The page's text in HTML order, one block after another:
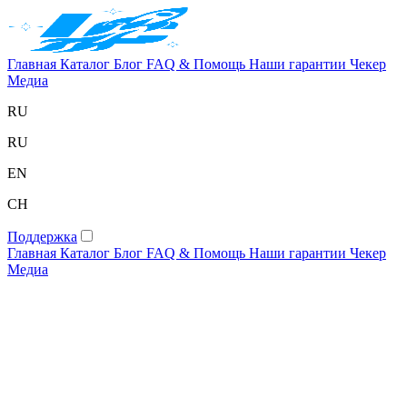
Главная Каталог Блог FAQ & Помощь Наши гарантии Чекер
Медиа
RU
RU
EN
CH
Поддержка
Главная Каталог Блог FAQ & Помощь Наши гарантии Чекер
Медиа